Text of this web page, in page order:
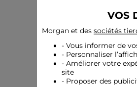
VOS
Morgan et des sociétés
- Vous informer de
- Personnaliser
- Améliorer votre
site
- Proposer des